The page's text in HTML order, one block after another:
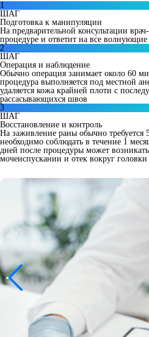
1
ШАГ
Подготовка к манипуляции
На предварительной консультации
процедуре и ответит на все
2
ШАГ
Операция и наблюдение
Обычно операция занимает около 60
процедура выполняется под местной
удаляется кожа крайней плоти с
рассасывающихся швов
3
ШАГ
Восстановление и контроль
На заживление раны обычно
необходимо соблюдать в течение 1
дней после процедуры может
мочеиспускании и отек вокруг